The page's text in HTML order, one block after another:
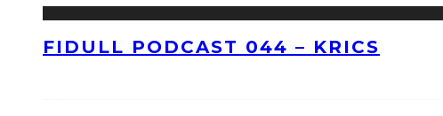
FIDULL PODCAST 044 – KRICS